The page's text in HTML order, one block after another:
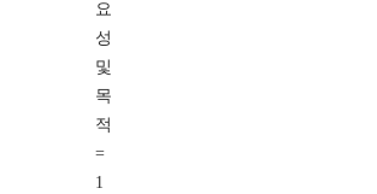
요
성
및
목
적
=
1